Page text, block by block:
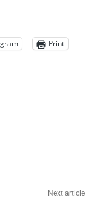
Print
Next article